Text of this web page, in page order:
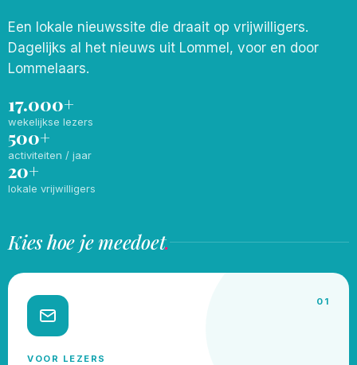
Een lokale nieuwssite die draait op vrijwilligers.
Dagelijks al het nieuws uit Lommel, voor en door
Lommelaars.
17.000+
wekelijkse lezers
500+
activiteiten / jaar
20+
lokale vrijwilligers
Kies hoe je meedoet.
01
VOOR LEZERS